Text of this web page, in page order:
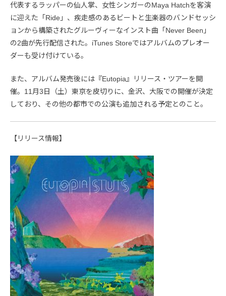
代表するラッパーの仙人掌、女性シンガーのMaya Hatchを客演
に迎えた「Ride」、疾走感のあるビートと生楽器のバンドセッシ
ョンから構築されたグルーヴィーなインスト曲「Never Been」
の2曲が先行配信された。iTunes Storeではアルバムのプレオー
ダーも受け付けている。
また、アルバム発売後には『Eutopia』リリース・ツアーを開
催。11月3日（土）東京を皮切りに、金沢、大阪での開催が決定
しており、その他の都市での公演も追加される予定とのこと。
【リリース情報】